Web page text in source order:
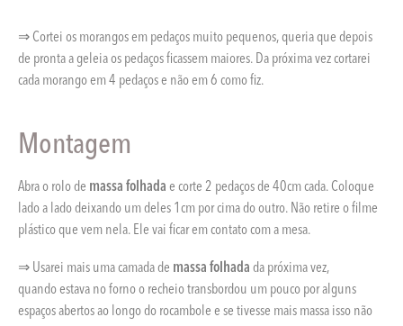
⇒ Cortei os morangos em pedaços muito pequenos, queria que depois
de pronta a geleia os pedaços ficassem maiores. Da próxima vez cortarei
cada morango em 4 pedaços e não em 6 como fiz.
Montagem
Abra o rolo de massa folhada e corte 2 pedaços de 40cm cada. Coloque
lado a lado deixando um deles 1cm por cima do outro. Não retire o filme
plástico que vem nela. Ele vai ficar em contato com a mesa.
⇒ Usarei mais uma camada de massa folhada da próxima vez,
quando estava no forno o recheio transbordou um pouco por alguns
espaços abertos ao longo do rocambole e se tivesse mais massa isso não